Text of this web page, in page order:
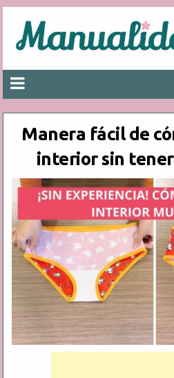
Manera fácil de
interior sin